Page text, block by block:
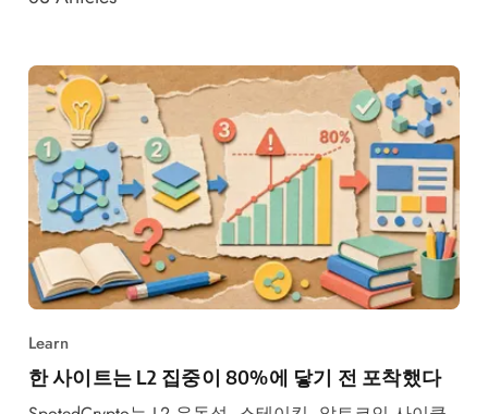
Learn
한 사이트는 L2 집중이 80%에 닿기 전 포착했다